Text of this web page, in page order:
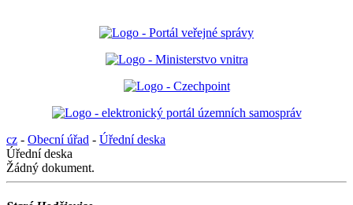
cz - Obecní úřad - Úřední deska
Úřední deska
Žádný dokument.